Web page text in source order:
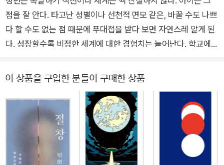
이어받을 수 있는 힘의 향방이 결정된다.
〈아홉수 가위〉
스물아홉 살 생일날, 나는 딱 죽고만 싶다. 다니던 회사는 부도를
일 축하를 받으려 친구에게 연락하니 다 내가 호구인 탓이라 한
다. 탁 트인 곳에서 홀로 죽기로 결심한 나는 오래전 돌아가신 할
머니의 외딴집으로 향한다. 문득 잠이 들었는가 싶었는데 머리를
풀어헤친 귀신이 나타나서는 자기 집에서 나가라고 성화다. 곧 죽
을 참이라 귀신을 두려워하지 않는 나와 어째서인지 원래 있던 곳
으로 돌아가는 데 실패한 귀신은 이내 기묘한 동거를 하게 된다.
점을 잘 안다. 타고난 성별이나 선천적 면모 같은, 바꿀 수도 나쁘
다 할 수도 없는 점 때문에 푸대접을 받다 보면 자연스레 알게 된
다. 성장할수록 비정한 세계에 대한 경험치는 늘어난다. 학교에서
승진 가도뿐 아니라 직장 자체에서 밀려난다. 《아홉수 가위》의
고 해서 괴로움이 줄어들지는 않는다. 괴롭다 해도 가정을, 학교
를, 직장을 쉽게 벗어나지는 못한다. 고통에 대응하는 방법을 찾
기 전까지는 마음속에 차곡차곡 쌓여 가는 부정적 심상을 감당해
야만 한다. 그리하여 인생에서 가장 아름답다고 칭송받는 청년기
는, 한편으로 네거티브한 에너지가 최고조로 누적된 가장 어두운
이 상품을 구입한 분들이 구매한 상품